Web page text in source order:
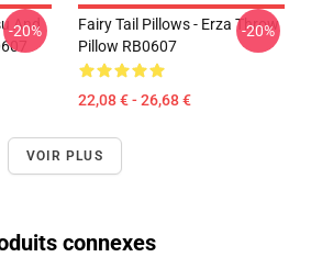
And
-20%
Fairy Tail Pillows - Erza Throw
Pillow RB0607
22,08 € - 26,68 €
-20%
VOIR PLUS
connexes